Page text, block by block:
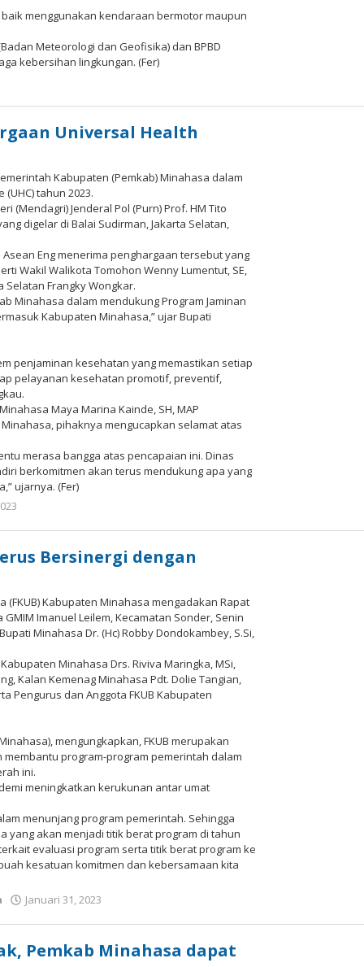
menggunakan kendaraan bermotor maupun
Meteorologi dan Geofisika) dan BPBD
kebersihan lingkungan. (Fer)
Universal Health
Kabupaten (Pemkab) Minahasa dalam
tahun 2023.
(Mendagri) Jenderal Pol (Purn) Prof. HM Tito
digelar di Balai Sudirman, Jakarta Selatan,
Asean Eng menerima penghargaan tersebut yang
Wakil Walikota Tomohon Wenny Lumentut, SE,
Frangky Wongkar.
Minahasa dalam mendukung Program Jaminan
Kabupaten Minahasa,” ujar Bupati
penjaminan kesehatan yang memastikan setiap
pelayanan kesehatan promotif, preventif,
Maya Marina Kainde, SH, MAP
pihaknya mengucapkan selamat atas
merasa bangga atas pencapaian ini. Dinas
berkomitmen akan terus mendukung apa yang
ujarnya. (Fer)
NewsBersinergi dengan
(FKUB) Kabupaten Minahasa mengadakan Rapat
Imanuel Leilem, Kecamatan Sonder, Senin
Minahasa Dr. (Hc) Robby Dondokambey, S.Si,
Minahasa Drs. Riviva Maringka, MSi,
Kalan Kemenag Minahasa Pdt. Dolie Tangian,
Pengurus dan Anggota FKUB Kabupaten
mengungkapkan, FKUB merupakan
program-program pemerintah dalam
ini.
meningkatkan kerukunan antar umat
menunjang program pemerintah. Sehingga
yang akan menjadi titik berat program di tahun
evaluasi program serta titik berat program ke
kesatuan komitmen dan kebersamaan kita
Januari 31, 2023
News
Pemkab Minahasa dapat